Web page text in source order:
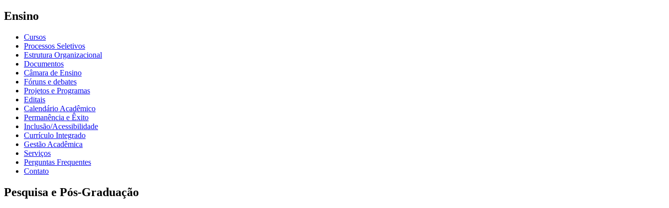
Ensino
Cursos
Processos Seletivos
Estrutura Organizacional
Documentos
Câmara de Ensino
Fóruns e debates
Projetos e Programas
Editais
Calendário Acadêmico
Permanência e Êxito
Inclusão/Acessibilidade
Currículo Integrado
Gestão Acadêmica
Serviços
Perguntas Frequentes
Contato
Pesquisa e Pós-Graduação